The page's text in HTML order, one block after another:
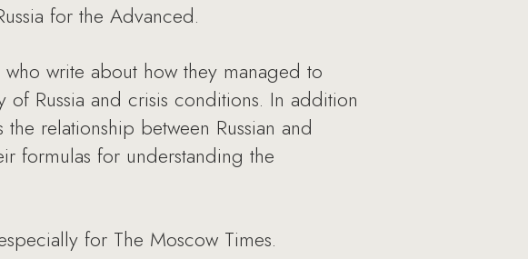
for the Advanced.
write about how they managed to
Russia and crisis conditions. In addition
relationship between Russian and
formulas for understanding the
for The Moscow Times.